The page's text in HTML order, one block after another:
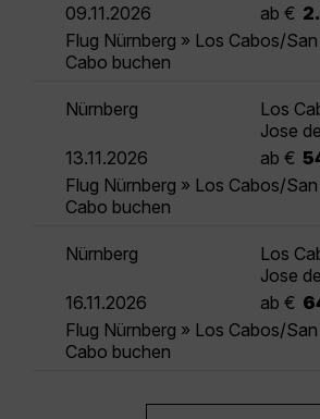
09.11.2026
ab €
Flug Nürnberg » Los Cabos/
Cabo buchen
Nürnberg
Los
Jose
13.11.2026
ab €
Flug Nürnberg » Los Cabos/
Cabo buchen
Nürnberg
Los
Jose
16.11.2026
ab €
Flug Nürnberg » Los Cabos/
Cabo buchen